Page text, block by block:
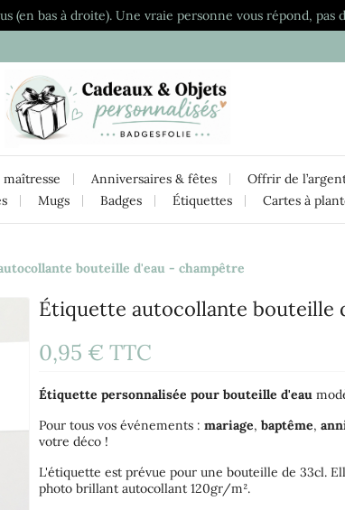
(en bas à droite). Une vraie personne vous répond, pas
Anniversaires & fêtes Offrir de
Mugs Badges Étiquettes Cartes à
bouteille d'eau - champêtre
Étiquette autocollante bouteille
0,95 €TTC
Étiquettepersonnalisée pour bouteille d'eau
Pour tous vos événements :mariage,baptême,
votre déco !
L'étiquette est prévue pour une bouteille de 33cl.
photo brillant autocollant 120gr/m².